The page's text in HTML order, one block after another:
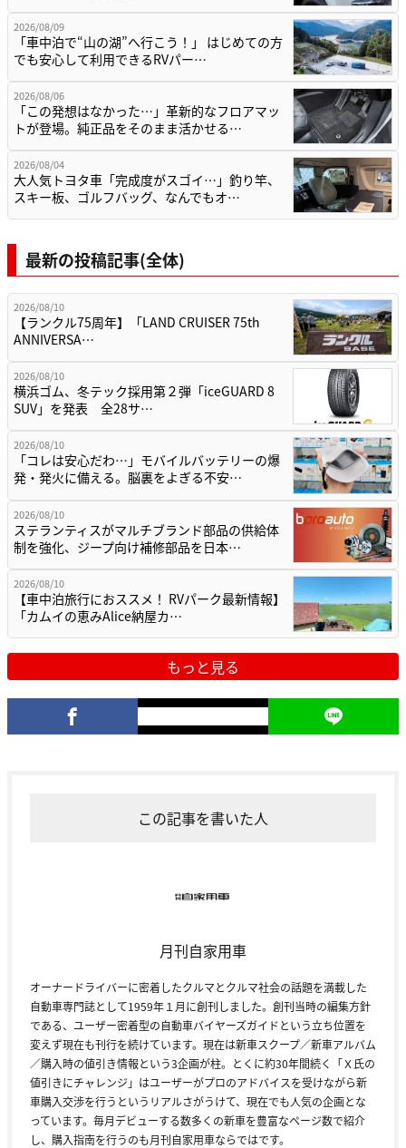
2026/08/09
「車中泊で“山の湖”へ行こう！」 はじめての方
でも安心して利用できるRVパー…
2026/08/06
「この発想はなかった…」革新的なフロアマッ
トが登場。純正品をそのまま活かせる…
2026/08/04
大人気トヨタ車「完成度がスゴイ…」釣り竿、
スキー板、ゴルフバッグ、なんでもオ…
最新の投稿記事(全体)
2026/08/10
【ランクル75周年】「LAND CRUISER 75th
ANNIVERSA…
2026/08/10
横浜ゴム、冬テック採用第２弾「iceGUARD 8
SUV」を発表 全28サ…
2026/08/10
「コレは安心だわ…」モバイルバッテリーの爆
発・発火に備える。脳裏をよぎる不安…
2026/08/10
ステランティスがマルチブランド部品の供給体
制を強化、ジープ向け補修部品を日本…
2026/08/10
【車中泊旅行におススメ！ RVパーク最新情報】
「カムイの恵みAlice納屋カ…
もっと見る
この記事を書いた人
月刊自家用車
オーナードライバーに密着したクルマとクルマ社会の話題を満載した
自動車専門誌として1959年１月に創刊しました。創刊当時の編集方針
である、ユーザー密着型の自動車バイヤーズガイドという立ち位置を
変えず現在も刊行を続けています。現在は新車スクープ／新車アルバム
／購入時の値引き情報という3企画が柱。とくに約30年間続く「Ｘ氏の
値引きにチャレンジ」はユーザーがプロのアドバイスを受けながら新
車購入交渉を行うというリアルさがうけて、現在でも人気の企画とな
っています。毎月デビューする数多くの新車を豊富なページ数で紹介
し、購入指南を行うのも月刊自家用車ならではです。